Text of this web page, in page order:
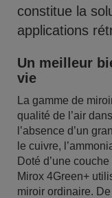
constitue la
applications
Un meilleur
vie
La gamme de
qualité de l’air
l’absence d’un
le cuivre,
Doté d’une
Mirox 4Green+
miroir ordinaire.